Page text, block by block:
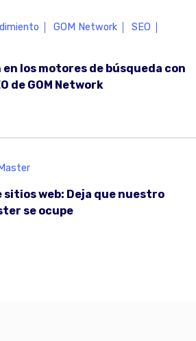
GOM Network
SEO
los motores de búsqueda con
de GOM Network
web: Deja que nuestro
se ocupe